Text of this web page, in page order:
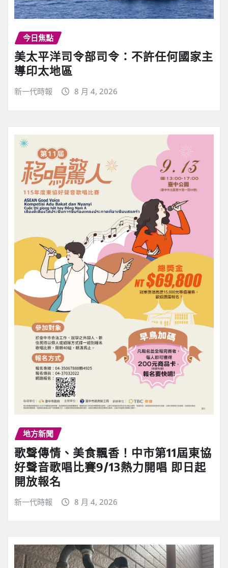
今日焦點
美太平洋司令部司令：不許任何國家主
導印太地區
新一代時報 8 月 4, 2026
地方新聞
歌聲傳情、美食飄香！中市第11屆東協
好聲音歌唱比賽9/13熱力開唱 即日起
開放報名
新一代時報 8 月 4, 2026